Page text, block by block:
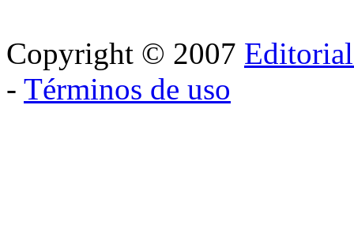
Copyright © 2007
- Términos de uso